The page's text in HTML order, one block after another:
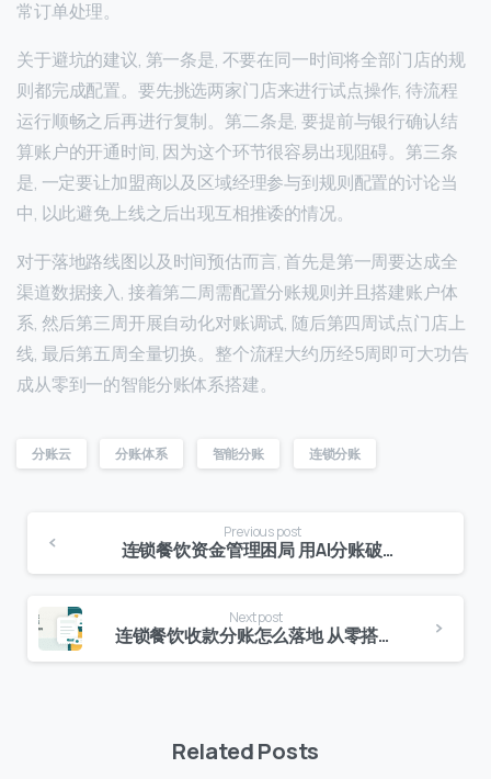
常订单处理。
关于避坑的建议, 第一条是, 不要在同一时间将全部门店的规
则都完成配置。要先挑选两家门店来进行试点操作, 待流程
运行顺畅之后再进行复制。第二条是, 要提前与银行确认结
算账户的开通时间, 因为这个环节很容易出现阻碍。第三条
是, 一定要让加盟商以及区域经理参与到规则配置的讨论当
中, 以此避免上线之后出现互相推诿的情况。
对于落地路线图以及时间预估而言, 首先是第一周要达成全
渠道数据接入, 接着第二周需配置分账规则并且搭建账户体
系, 然后第三周开展自动化对账调试, 随后第四周试点门店上
线, 最后第五周全量切换。整个流程大约历经5周即可大功告
成从零到一的智能分账体系搭建。
分账云 分账体系 智能分账 连锁分账
Previous post
连锁餐饮资金管理困局 用AI分账破局增长悖论
Next post
连锁餐饮收款分账怎么落地 从零搭建实操指南
Related Posts
联系我们
我们的团队会尽快回复。